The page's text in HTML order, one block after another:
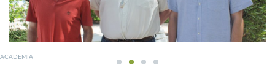
ACADEMIA